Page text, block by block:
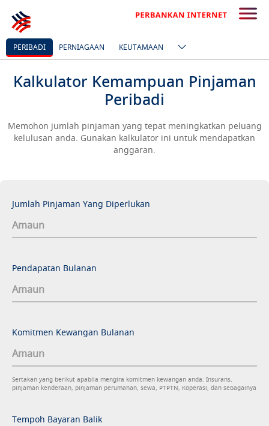
PERIBADI PERNIAGAAN KEUTAMAAN
Kalkulator Kemampuan Pinjaman
Peribadi
Memohon jumlah pinjaman yang tepat meningkatkan peluang
kelulusan anda. Gunakan kalkulator ini untuk mendapatkan
anggaran.
Jumlah Pinjaman Yang Diperlukan
Pendapatan Bulanan
Komitmen Kewangan Bulanan
Sertakan yang berikut apabila mengira komitmen kewangan anda: Insurans,
pinjaman kenderaan, pinjaman perumahan, sewa, PTPTN, Koperasi, dan sebagainya
Tempoh Bayaran Balik